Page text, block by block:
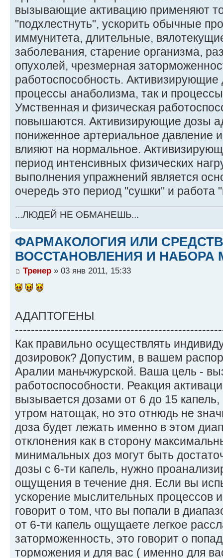
вызывающие активацию применяют
"подхлестнуть", ускорить обычные
иммунитета, длительные,
заболевания, старение организма,
опухолей, чрезмерная
работоспособность. Активизирующие
процессы анаболизма, так и
Умственная и физическая
повышаются. Активизирующие дозы
пониженное артериальное давление
влияют на нормальное.
период интенсивных физических
выполнения упражнений является
очередь это период "сушки" и работа
...ЛЮДЕЙ НЕ ОБМАНЕШЬ...
ФАРМАКОЛОГИЯ ИЛИ
ВОССТАНОВЛЕНИЯ И НАБОРА
Тренер » 03 янв 2011, 15:33
АДАПТОГЕНЫ
Как правильно осуществлять
дозировок? Допустим, в вашем
Аралии маньчжурской. Ваша цель -
работоспособности. Реакция
вызывается дозами от 6 до 15
утром натощак, но это отнюдь не
доза будет лежать именно в этом
отклонения как в сторону
минимальных доз могут быть
дозы с 6-ти капель, нужно
ощущения в течение дня. Если вы
ускорение мыслительных процессов
говорит о том, что вы попали в
от 6-ти капель ощущаете легкое
заторможенность, это говорит о
торможения и для вас ( именно для